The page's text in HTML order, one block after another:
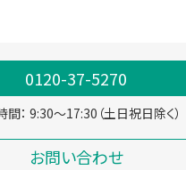
0120-37-5270
間： 9:30～17:30（土日祝日除く）
お問い合わせ